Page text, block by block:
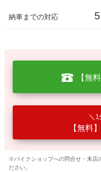
納車までの対応 5
【無
1
【無料
※バイクショップへの問合せ・来店
ださい。